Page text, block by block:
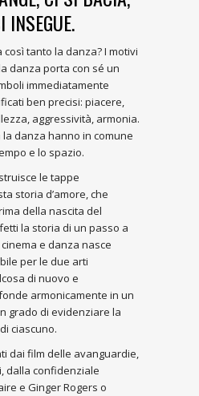
INSEGUE.
così tanto la danza? I motivi
danza porta con sé un
immediatamente
ben precisi: piacere,
aggressività, armonia.
la danza hanno in comune
e lo spazio.
le tappe
storia d’amore, che
della nascita del
la storia di un passo a
e danza nasce
per le due arti
di nuovo e
armonicamente in un
grado di evidenziare la
ciascuno.
dai film delle avanguardie,
dalla confidenziale
e Ginger Rogers o